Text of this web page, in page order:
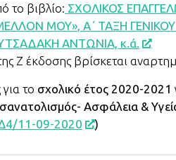
το βιβλίο: ΣΧΟΛΙΚΟΣ
ΜΟΥ», Α΄ ΤΑΞΗ ΓΕΝΙΚΟΥ
ΑΝΤΩΝΙΑ, κ.ά.
Ζ έκδοσης βρίσκεται
το σχολικό έτος 2020-2021
Ασφάλεια &
11-09-2020 )